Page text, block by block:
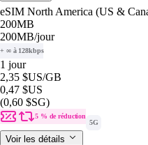
eSIM North America (US &
200MB
200MB/jour
+ ∞ à 128kbps
1 jour
2,35 $US/GB
0,47 $US
(0,60 $SG)
5 % de réduction
5G
Voir les détails